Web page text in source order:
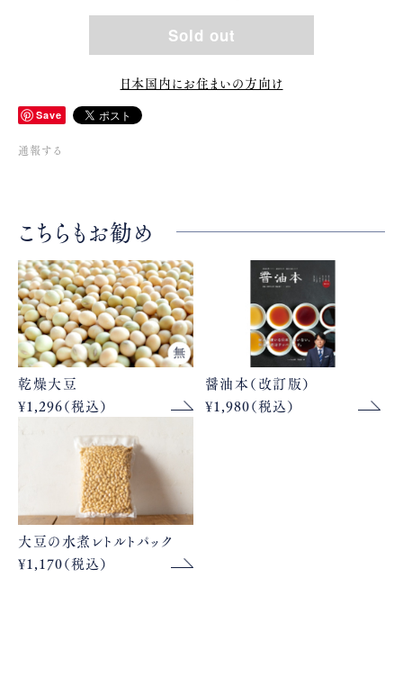
Sold out
日本国内にお住まいの方向け
Save
通報する
こちらもお勧め
乾燥大豆
¥1,296（税込）
醤油本（改訂版）
¥1,980（税込）
大豆の水煮レトルトパック
¥1,170（税込）